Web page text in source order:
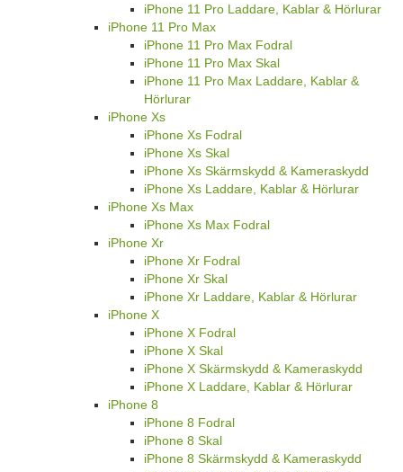
iPhone 11 Pro Laddare, Kablar & Hörlurar
iPhone 11 Pro Max
iPhone 11 Pro Max Fodral
iPhone 11 Pro Max Skal
iPhone 11 Pro Max Laddare, Kablar &
Hörlurar
iPhone Xs
iPhone Xs Fodral
iPhone Xs Skal
iPhone Xs Skärmskydd & Kameraskydd
iPhone Xs Laddare, Kablar & Hörlurar
iPhone Xs Max
iPhone Xs Max Fodral
iPhone Xr
iPhone Xr Fodral
iPhone Xr Skal
iPhone Xr Laddare, Kablar & Hörlurar
iPhone X
iPhone X Fodral
iPhone X Skal
iPhone X Skärmskydd & Kameraskydd
iPhone X Laddare, Kablar & Hörlurar
iPhone 8
iPhone 8 Fodral
iPhone 8 Skal
iPhone 8 Skärmskydd & Kameraskydd